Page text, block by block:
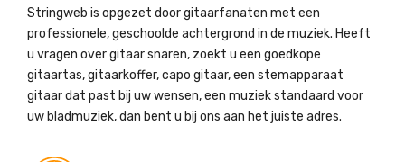
Stringweb is opgezet door gitaarfanaten met een
professionele, geschoolde achtergrond in de muziek. Heeft
u vragen over gitaar snaren, zoekt u een goedkope
gitaartas, gitaarkoffer, capo gitaar, een stemapparaat
gitaar dat past bij uw wensen, een muziek standaard voor
uw bladmuziek, dan bent u bij ons aan het juiste adres.